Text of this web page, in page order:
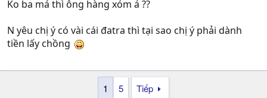
Ko ba má thì ông hàng xóm á ??
N yêu chị ý có vài cái đatra thì tại sao chị ý phải dành
tiền lấy chồng
1 5 Tiếp